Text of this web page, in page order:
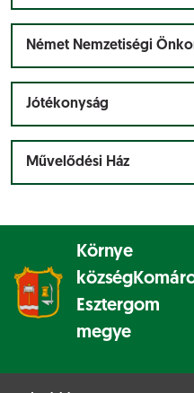
Német Nemzetiségi
Jótékonyság
Művelődési Ház
Környe
község
Esztergom
megye